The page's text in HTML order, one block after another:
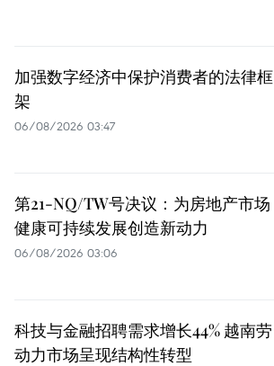
加强数字经济中保护消费者的法律框
架
06/08/2026 03:47
第21-NQ/TW号决议：为房地产市场
健康可持续发展创造新动力
06/08/2026 03:06
科技与金融招聘需求增长44% 越南劳
动力市场呈现结构性转型